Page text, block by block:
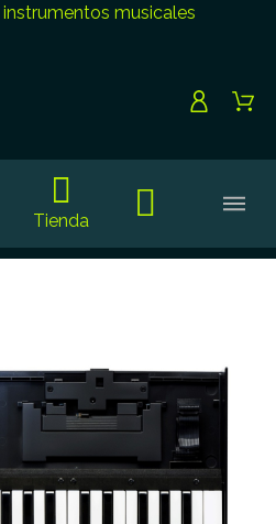
instrumentos musicales
Tienda